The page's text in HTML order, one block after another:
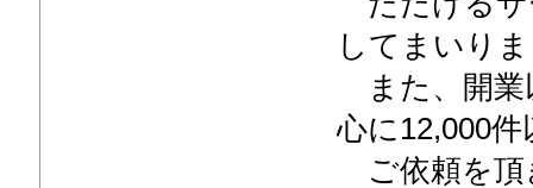
してまいり
また、開業
心に12,000件
ご依頼を頂